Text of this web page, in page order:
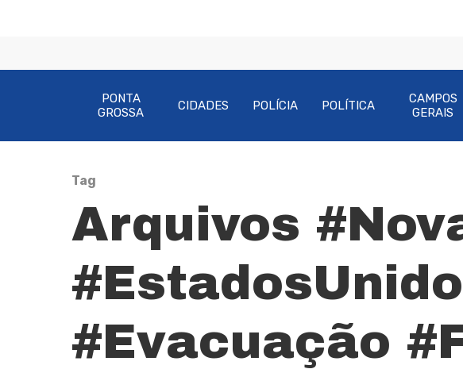
Pressione Enter para pesquisar ou ESC para fechar
PONTA
GROSSA
CIDADES POLÍCIA POLÍTICA
CAMPOS
GERAIS
Tag
Arquivos
#Evacuação